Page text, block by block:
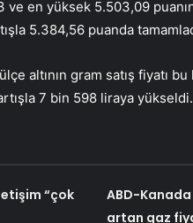
en yüksek 5.503,09
5.384,56 puanda
altının gram satış fiyatı
7 bin 598 liraya
“çok
ABD-
artan gaz